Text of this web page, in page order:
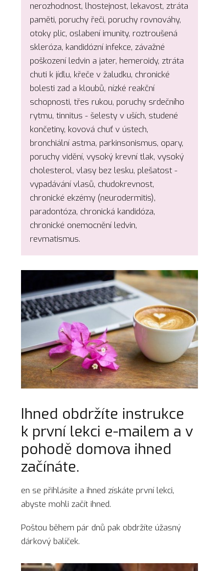
nerozhodnost, lhostejnost, lekavost, ztráta
paměti, poruchy řeči, poruchy rovnováhy,
otoky plic, oslabení imunity, roztroušená
skleróza, kandidózní infekce, závažné
poškození ledvin a jater, hemeroidy, ztráta
chuti k jídlu, křeče v žaludku, chronické
bolesti zad a kloubů, nízké reakční
schopnosti, třes rukou, poruchy srdečního
rytmu, tinnitus - šelesty v uších, studené
končetiny, kovová chuť v ústech,
bronchiální astma, parkinsonismus, opary,
poruchy vidění, vysoký krevní tlak, vysoký
cholesterol, vlasy bez lesku, plešatost -
vypadávání vlasů, chudokrevnost,
chronické ekzémy (neurodermitis),
paradontóza, chronická kandidóza,
chronické onemocnění ledvin,
revmatismus.
Ihned obdržíte instrukce
k první lekci e-mailem a v
pohodě domova ihned
začínáte.
en se přihlásíte a ihned získáte první lekci,
abyste mohli začít ihned.
Poštou během pár dnů pak obdržíte úžasný
dárkový balíček.